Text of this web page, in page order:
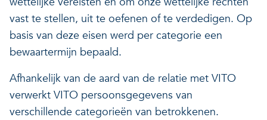
vast te stellen, uit te oefenen of te verdedigen. Op
basis van deze eisen werd per categorie een
bewaartermijn bepaald.
Afhankelijk van de aard van de relatie met VITO
verwerkt VITO persoonsgegevens van
verschillende categorieën van betrokkenen.